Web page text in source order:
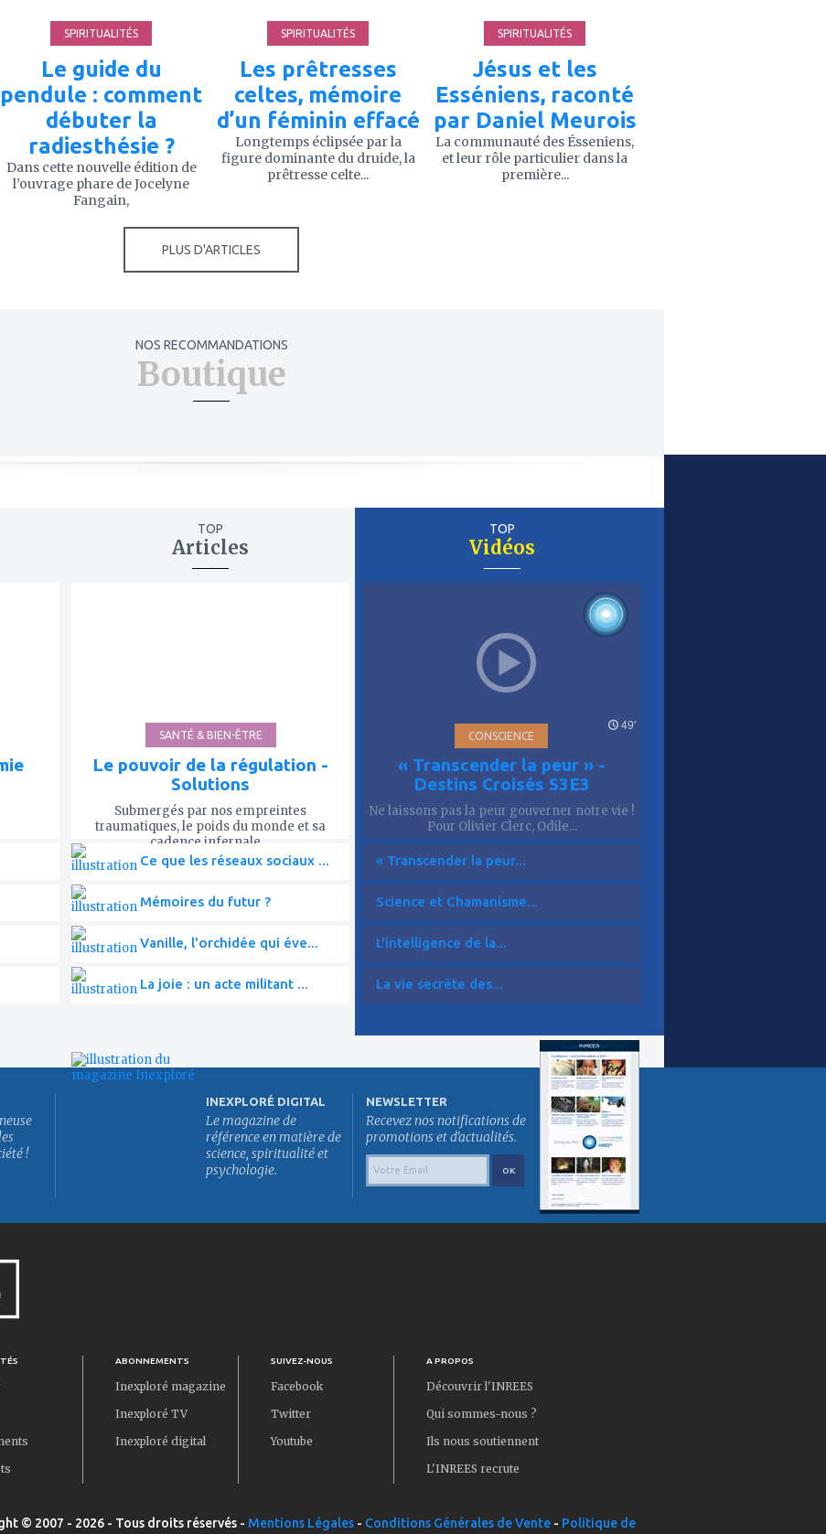
SPIRITUALITÉS
Le guide du
pendule : comment
débuter la
radiesthésie ?
Dans cette nouvelle édition de
l’ouvrage phare de Jocelyne
Fangain,
SPIRITUALITÉS
Les prêtresses
celtes, mémoire
d’un féminin effacé
Longtemps éclipsée par la
figure dominante du druide, la
prêtresse celte...
SPIRITUALITÉS
Jésus et les
Esséniens, raconté
par Daniel Meurois
La communauté des Ésseniens,
et leur rôle particulier dans la
première...
PLUS D'ARTICLES
NOS RECOMMANDATIONS
Boutique
TOP
Articles
SANTÉ & BIEN-ÊTRE
Le pouvoir de la régulation -
Solutions
Submergés par nos empreintes
traumatiques, le poids du monde et sa
cadence infernale,...
Ce que les réseaux sociaux ...
Mémoires du futur ?
Vanille, l'orchidée qui éve...
La joie : un acte militant ...
TOP
Vidéos
49'
CONSCIENCE
« Transcender la peur » -
Destins Croisés S3E3
Ne laissons pas la peur gouverner notre vie !
Pour Olivier Clerc, Odile...
« Transcender la peur...
Science et Chamanisme...
L'intelligence de la...
La vie secrète des...
!
INEXPLORÉ DIGITAL
Le magazine de
référence en matière de
science, spiritualité et
psychologie.
NEWSLETTER
Recevez nos notifications de
promotions et d'actualités.
ABONNEMENTS
Inexploré magazine
Inexploré TV
Inexploré digital
SUIVEZ-NOUS
Facebook
Twitter
Youtube
A PROPOS
Découvrir l'INREES
Qui sommes-nous ?
Ils nous soutiennent
L'INREES recrute
© 2007 - 2026 - Tous droits réservés - Mentions Légales - Conditions Générales de Vente - Politique de